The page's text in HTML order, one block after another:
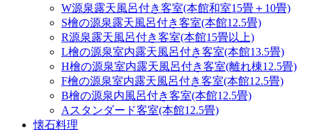
W源泉露天風呂付き客室(本館和室15畳＋10畳)
S檜の源泉露天風呂付き客室(本館12.5畳)
R源泉露天風呂付き客室(本館15畳以上)
L檜の源泉室内露天風呂付き客室(本館13.5畳)
H檜の源泉室内露天風呂付き客室(離れ棟12.5畳)
F檜の源泉室内露天風呂付き客室(本館12.5畳)
B檜の源泉内風呂付き客室(本館12.5畳)
Aスタンダード客室(本館12.5畳)
懐石料理